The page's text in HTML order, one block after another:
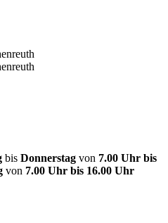
bis Donnerstag von 7.00 Uhr bis
von 7.00 Uhr bis 16.00 Uhr